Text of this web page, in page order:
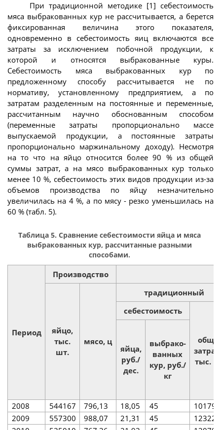
При традиционной методике [1] себестоимость
мяса выбракованных кур не рассчитывается, а берется
фиксированная величина этого показателя,
одновременно в себестоимость яиц включаются все
затраты за исключением побочной продукции, к
которой и относятся выбракованные куры.
Себестоимость мяса выбракованных кур по
предложенному способу рассчитывается не по
нормативу, установленному предприятием, а по
затратам разделенным на постоянные и переменные,
рассчитанным научно обоснованным способом
(переменные затраты пропорционально массе
выпускаемой продукции, а постоянные затраты
пропорционально маржинальному доходу). Несмотря
на то что на яйцо относится более 90 % из общей
суммы затрат, а на мясо выбракованных кур только
менее 10 %, себестоимость этих видов продукции из-за
объемов производства по яйцу незначительно
увеличилась на 4 %, а по мясу - резко уменьшилась на
60 % (табл. 5).
Таблица 5. Сравнение себестоимости яйца и мяса
выбракованных кур, рассчитанные разными
способами.
Период
Производство
яйцо,
тыс.
шт.
мясо, ц
традиционный
себестоимость
тыс.
яйца,
руб./
дес.
выбрако-
ванных
кур, руб./
кг
2008 544167 796,13 18,05 45
2009
557300 988,07 21,31 45